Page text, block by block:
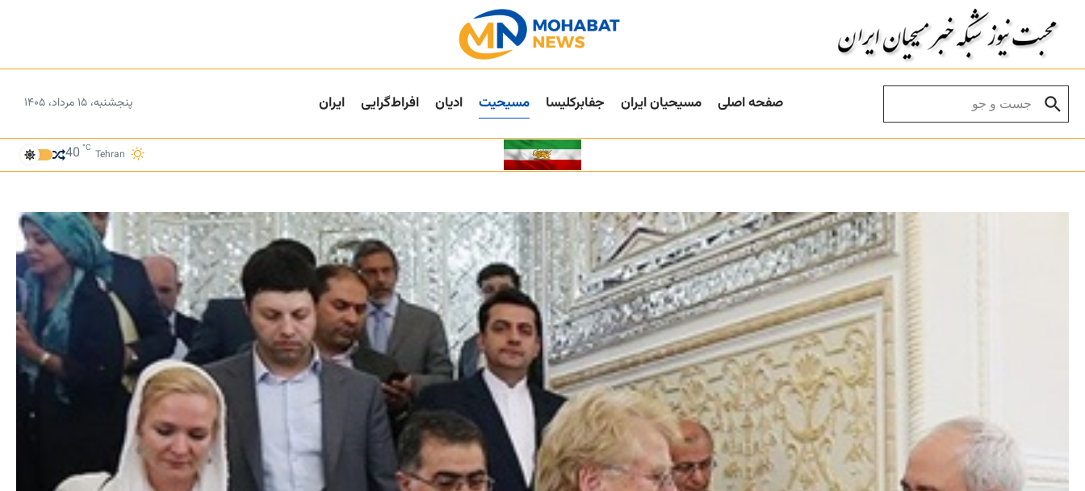
صفحه اصلی مسیحیان ایران جفا‌بر‌کلیسا مسیحیت ادیان افراط‌گرایی ایران پنجشنبه، ۱۵ مرداد، ۱۴۰۵
Tehran
40 °C